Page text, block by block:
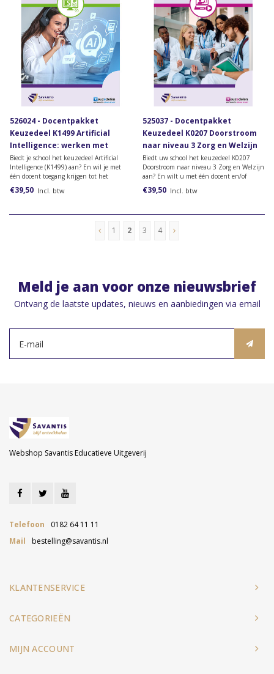
526024 - Docentpakket
Keuzedeel K1499 Artificial
Intelligence: werken met
generatieve AI
Biedt je school het keuzedeel Artificial
Intelligence (K1499) aan? En wil je met
één docent toegang krijgen tot het
docentenmateriaal? Dan heb je dit
docentpakket nodig.
€39,50 Incl. btw
525037 - Docentpakket
Keuzedeel K0207 Doorstroom
naar niveau 3 Zorg en Welzijn
Biedt uw school het keuzedeel K0207
Doorstroom naar niveau 3 Zorg en Welzijn
aan? En wilt u met één docent en/of
praktijkbegeleider toegang krijgen tot het
docentenmateriaal? Dan heeft u dit
€39,50 Incl. btw
1 2 3 4
Meld je aan voor onze nieuwsbrief
Ontvang de laatste updates, nieuws en aanbiedingen via email
Webshop Savantis Educatieve Uitgeverij
Telefoon
0182 64 11 11
Mail
bestelling@savantis.nl
KLANTENSERVICE
CATEGORIEËN
MIJN ACCOUNT